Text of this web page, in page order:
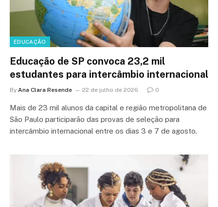
EDUCAÇÃO
Educação de SP convoca 23,2 mil
estudantes para intercâmbio internacional
By Ana Clara Resende 22 de julho de 2026 0
Mais de 23 mil alunos da capital e região metropolitana de
São Paulo participarão das provas de seleção para
intercâmbio internacional entre os dias 3 e 7 de agosto.